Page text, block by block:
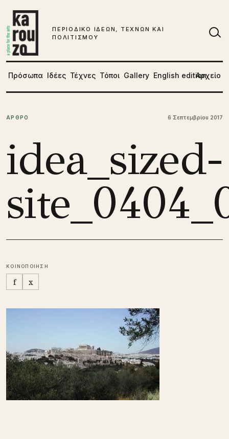
ΠΕΡΙΟΔΙΚΟ ΙΔΕΩΝ, ΤΕΧΝΩΝ ΚΑΙ
ΠΟΛΙΤΙΣΜΟΥ
Πρόσωπα Ιδέες Τέχνες Τόποι Gallery English editionΑρχείο
ΑΡΘΡΟ 6 Σεπτεμβρίου 2017
idea_sized-
ΚΟΙΝΟΠΟΙΗΣΗ
f x